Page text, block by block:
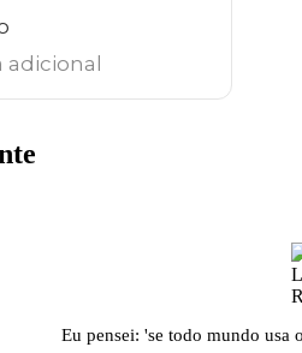
adicional
Eu pensei: 'se todo mundo usa